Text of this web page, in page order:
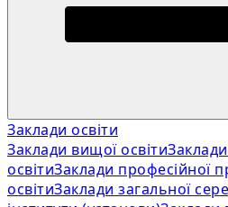
Заклади освіти
Заклади вищої освіти
освітиЗаклади професійної
освітиЗаклади загальної